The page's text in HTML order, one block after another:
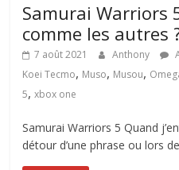
Samurai Warriors
comme les autres
7 août 2021 Anthony
Koei Tecmo, Muso, Musou,
5,xbox one
Samurai Warriors 5 Quand
détour d’une phrase ou lors